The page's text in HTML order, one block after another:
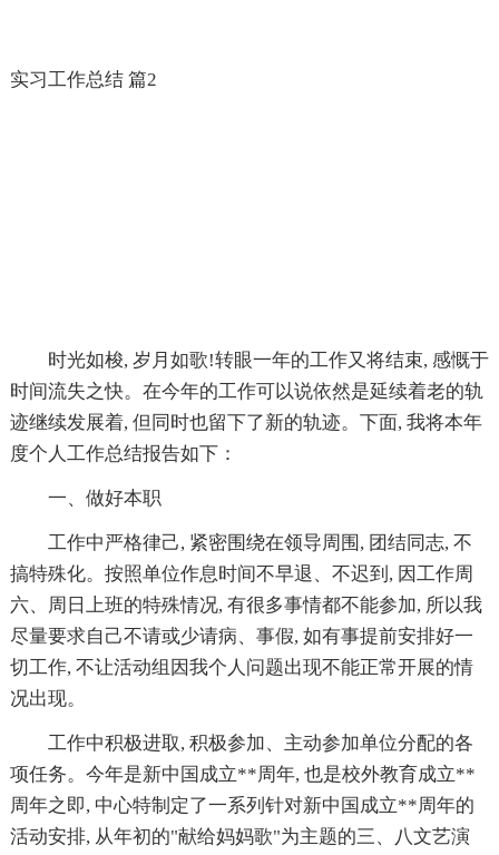
实习工作总结 篇2
时光如梭, 岁月如歌!转眼一年的工作又将结束, 感慨于
时间流失之快。在今年的工作可以说依然是延续着老的轨
迹继续发展着, 但同时也留下了新的轨迹。下面, 我将本年
度个人工作总结报告如下：
一、做好本职
工作中严格律己, 紧密围绕在领导周围, 团结同志, 不
搞特殊化。按照单位作息时间不早退、不迟到, 因工作周
六、周日上班的特殊情况, 有很多事情都不能参加, 所以我
尽量要求自己不请或少请病、事假, 如有事提前安排好一
切工作, 不让活动组因我个人问题出现不能正常开展的情
况出现。
工作中积极进取, 积极参加、主动参加单位分配的各
项任务。今年是新中国成立**周年, 也是校外教育成立**
周年之即, 中心特制定了一系列针对新中国成立**周年的
活动安排, 从年初的"献给妈妈歌"为主题的三、八文艺演